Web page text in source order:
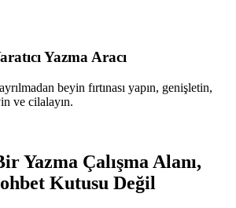
Yazma Aracı
beyin fırtınası yapın, genişletin,
ve cilalayın.
Yazma Çalışma Alanı,
Kutusu Değil